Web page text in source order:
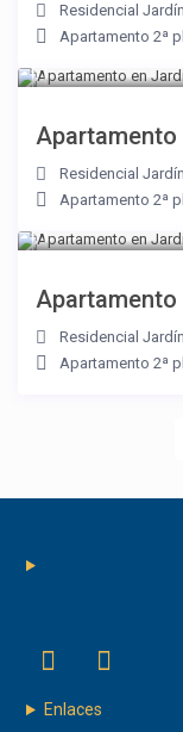
Residencial
Apartamento 2ª
Residencial
Apartamento 2ª
Apartamento
Residencial
Apartamento 2ª
Enlaces